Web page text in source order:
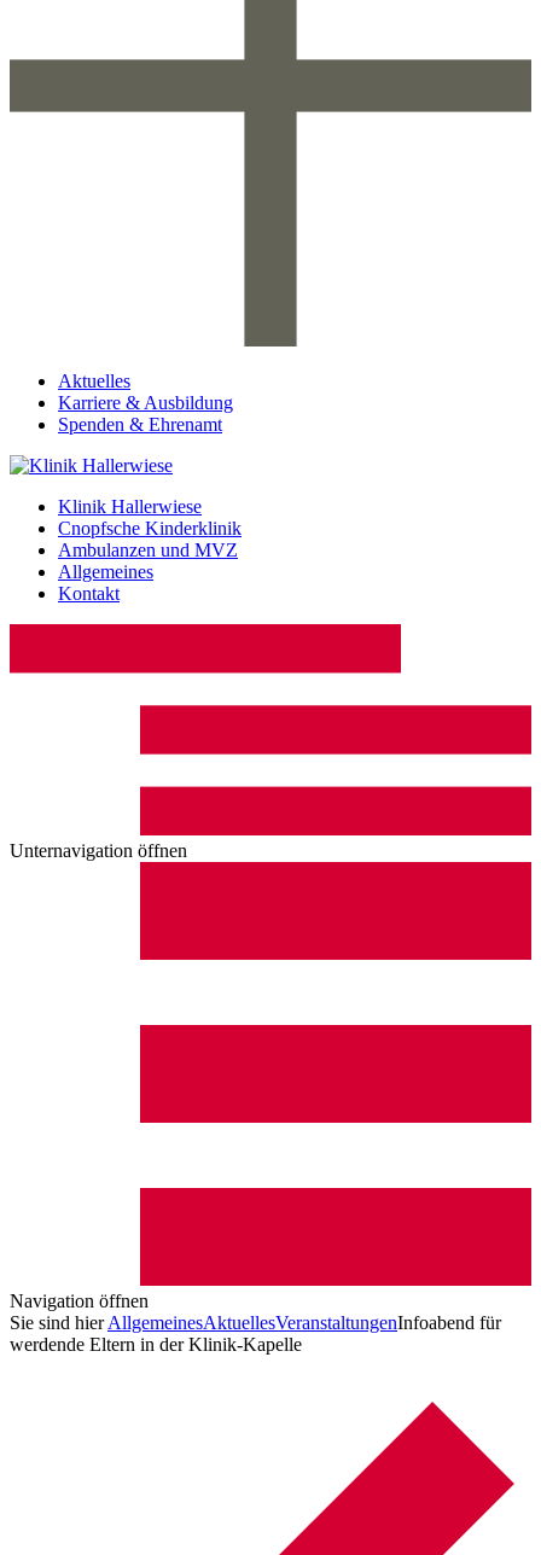
Aktuelles
Karriere & Ausbildung
Spenden & Ehrenamt
Klinik Hallerwiese
Cnopfsche Kinderklinik
Ambulanzen und MVZ
Allgemeines
Kontakt
Unternavigation öffnen
Navigation öffnen
Sie sind hier AllgemeinesAktuellesVeranstaltungenInfoabend für
werdende Eltern in der Klinik-Kapelle